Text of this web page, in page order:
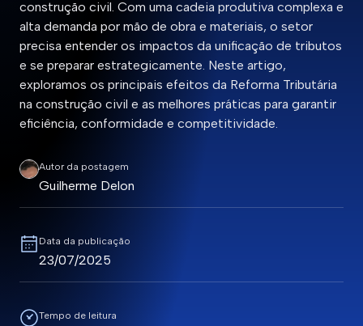
construção civil. Com uma cadeia produtiva complexa e
alta demanda por mão de obra e materiais, o setor
precisa entender os impactos da unificação de tributos
e se preparar estrategicamente. Neste artigo,
exploramos os principais efeitos da Reforma Tributária
na construção civil e as melhores práticas para garantir
eficiência, conformidade e competitividade.
Autor da postagem
Guilherme Delon
Data da publicação
23/07/2025
Tempo de leitura